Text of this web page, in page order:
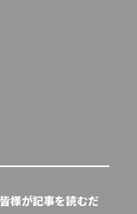
様が記事を読むだ